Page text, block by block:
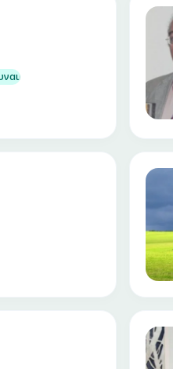
υπέρηχος – τεστ Παπ)